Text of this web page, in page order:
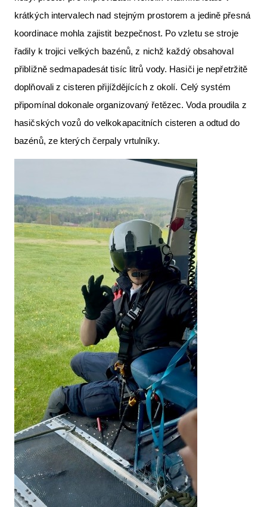
krátkých intervalech nad stejným prostorem a jedině přesná
koordinace mohla zajistit bezpečnost. Po vzletu se stroje
řadily k trojici velkých bazénů, z nichž každý obsahoval
přibližně sedmapadesát tisíc litrů vody. Hasiči je nepřetržitě
doplňovali z cisteren přijíždějících z okolí. Celý systém
připomínal dokonale organizovaný řetězec. Voda proudila z
hasičských vozů do velkokapacitních cisteren a odtud do
bazénů, ze kterých čerpaly vrtulníky.